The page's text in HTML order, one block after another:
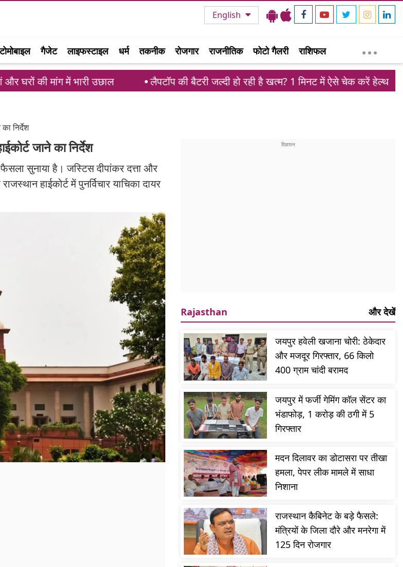
English
गैजेट लाइफस्टाइल धर्म तकनीक रोजगार राजनीतिक फोटो गैलरी राशिफल
मांग में भारी उछाल लैपटॉप की बैटरी जल्दी हो रही है खत्म? 1 मिनट में ऐसे चेक करें हेल्थ
निर्देश
जाने का निर्देश
सुनाया है। जस्टिस दीपांकर दत्ता और
हाईकोर्ट में पुनर्विचार याचिका दायर
Rajasthan और देखें
जयपुर हवेली खजाना चोरी: ठेकेदार
और मजदूर गिरफ्तार, 66 किलो
400 ग्राम चांदी बरामद
जयपुर में फर्जी गेमिंग कॉल सेंटर का
भंडाफोड़, 1 करोड़ की ठगी में 5
गिरफ्तार
मदन दिलावर का डोटासरा पर तीखा
हमला, पेपर लीक मामले में साधा
निशाना
राजस्थान कैबिनेट के बड़े फैसले:
मंत्रियों के जिला दौरे और मनरेगा में
125 दिन रोजगार